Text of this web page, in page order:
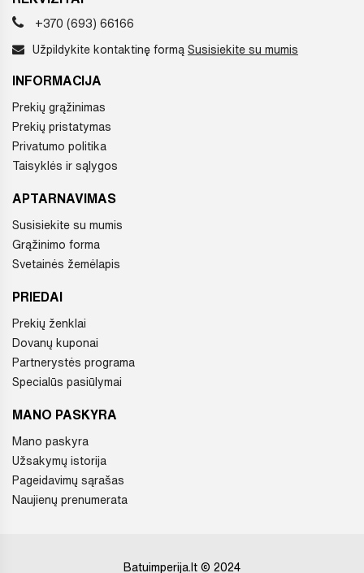
+370 (693) 66166
Užpildykite kontaktinę formą Susisiekite su mumis
INFORMACIJA
Prekių grąžinimas
Prekių pristatymas
Privatumo politika
Taisyklės ir sąlygos
APTARNAVIMAS
Susisiekite su mumis
Grąžinimo forma
Svetainės žemėlapis
PRIEDAI
Prekių ženklai
Dovanų kuponai
Partnerystės programa
Specialūs pasiūlymai
MANO PASKYRA
Mano paskyra
Užsakymų istorija
Pageidavimų sąrašas
Naujienų prenumerata
Batuimperija.lt © 2024